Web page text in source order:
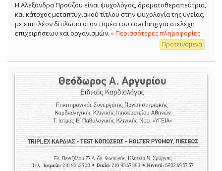
Η Αλεξάνδρα Προύζου είναι ψυχολόγος, δραματοθεραπεύτρια,
και κάτοχος μεταπτυχιακού τίτλου στην ψυχολογία της υγείας,
με επιπλέον δίπλωμα στον τομέα του coaching για στελέχη
επιχειρήσεων και οργανισμών. » Περισσότερες πληροφορίες
Προτεινόμενα